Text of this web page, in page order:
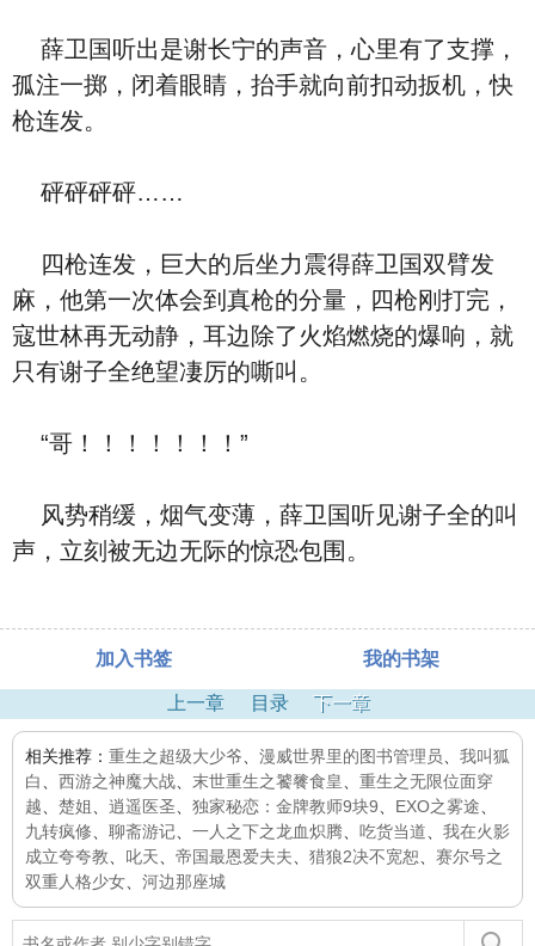
薛卫国听出是谢长宁的声音，心里有了支撑，
孤注一掷，闭着眼睛，抬手就向前扣动扳机，快
枪连发。
砰砰砰砰……
四枪连发，巨大的后坐力震得薛卫国双臂发
麻，他第一次体会到真枪的分量，四枪刚打完，
寇世林再无动静，耳边除了火焰燃烧的爆响，就
只有谢子全绝望凄厉的嘶叫。
“哥！！！！！！！”
风势稍缓，烟气变薄，薛卫国听见谢子全的叫
声，立刻被无边无际的惊恐包围。
加入书签 我的书架
上一章 目录 下一章
相关推荐： 重生之超级大少爷 漫威世界里的图书管理员
我叫狐
白
西游之神魔大战 末世重生之饕餮食皇
重生之无限位面穿
越
楚姐 逍遥医圣 独家秘恋：金牌教师9块9 EXO之雾途
九转疯修
聊斋游记 一人之下之龙血炽腾 吃货当道
我在火影
成立夸夸教
叱天 帝国最恩爱夫夫 猎狼2决不宽恕
赛尔号之
双重人格少女
河边那座城